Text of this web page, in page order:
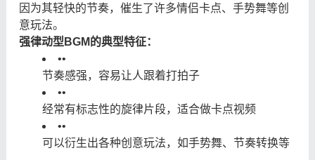
因为其轻快的节奏，催生了许多情侣卡点、手势舞等创
意玩法。
强律动型BGM的典型特征：
••
节奏感强，容易让人跟着打拍子
••
经常有标志性的旋律片段，适合做卡点视频
••
可以衍生出各种创意玩法，如手势舞、节奏转换等